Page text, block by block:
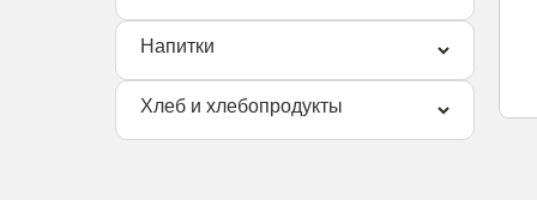
Напитки
Хлеб и хлебопродукты